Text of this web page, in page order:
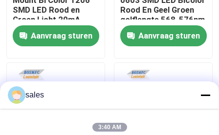
Fabrieksreis
Kwaliteitscontrole
Contacteer ons
nieuws
SMD LED Rood en
Groen Licht 20mA
Aanvraag sturen
Rood En Geel Groen
golflengte 568-576nm
1615
Aanvraag sturen
sales
3:40 AM